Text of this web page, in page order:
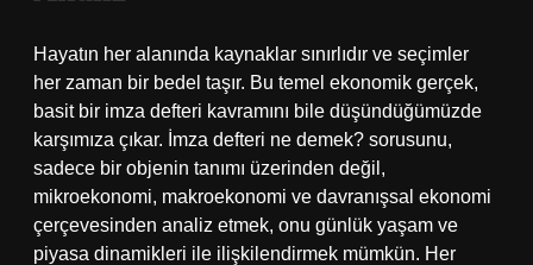
Hayatın her alanında kaynaklar sınırlıdır ve seçimler
her zaman bir bedel taşır. Bu temel ekonomik gerçek,
basit bir imza defteri kavramını bile düşündüğümüzde
karşımıza çıkar. İmza defteri ne demek? sorusunu,
sadece bir objenin tanımı üzerinden değil,
mikroekonomi, makroekonomi ve davranışsal ekonomi
çerçevesinden analiz etmek, onu günlük yaşam ve
piyasa dinamikleri ile ilişkilendirmek mümkün. Her